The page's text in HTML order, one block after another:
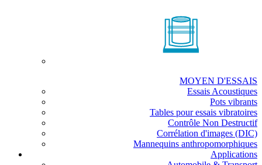
MOYEN D'ESSAIS
Essais Acoustiques
Pots vibrants
Tables pour essais vibratoires
Contrôle Non Destructif
Corrélation d'images (DIC)
Mannequins anthropomorphiques
Applications